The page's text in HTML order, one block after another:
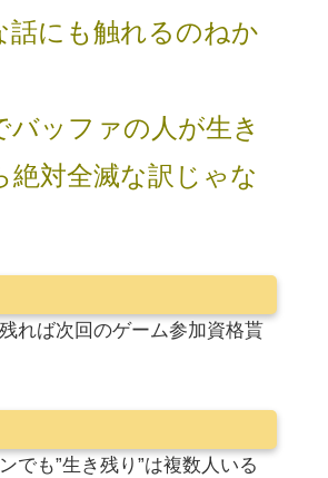
話にも触れるのねか
バッファの人が生き
絶対全滅な訳じゃな
れば次回のゲーム参加資格貰
でも”生き残り”は複数人いる